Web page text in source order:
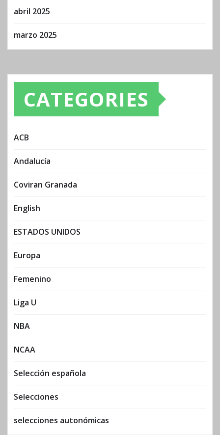
abril 2025
marzo 2025
CATEGORIES
ACB
Andalucía
Coviran Granada
English
ESTADOS UNIDOS
Europa
Femenino
Liga U
NBA
NCAA
Selección española
Selecciones
selecciones autonómicas